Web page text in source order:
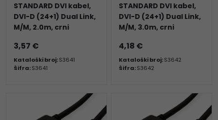
STANDARD DVI kabel,
DVI-D (24+1) Dual Link,
M/M, 2.0m, crni
3,57 €
Kataloški broj:S3641
Šifra:S3641
STANDARD DVI kabel,
DVI-D (24+1) Dual Link,
M/M, 3.0m, crni
4,18 €
Kataloški broj:S3642
Šifra:S3642